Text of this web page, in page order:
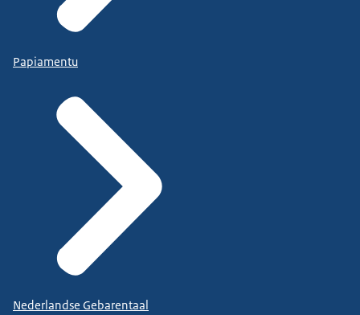
Papiamentu
Nederlandse Gebarentaal